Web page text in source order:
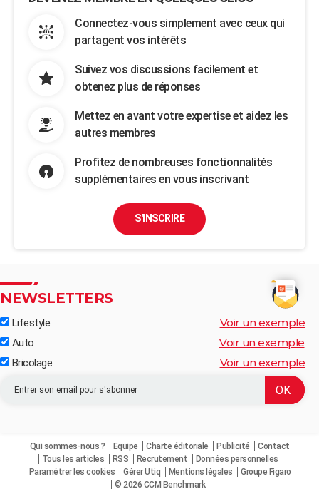
Connectez-vous simplement avec ceux qui
partagent vos intérêts
Suivez vos discussions facilement et
obtenez plus de réponses
Mettez en avant votre expertise et aidez les
autres membres
Profitez de nombreuses fonctionnalités
supplémentaires en vous inscrivant
S'INSCRIRE
NEWSLETTERS
Lifestyle Voir un exemple
Auto Voir un exemple
Bricolage Voir un exemple
Qui sommes-nous ? Equipe Charte éditoriale Publicité
Contact
Tous les articles
RSS Recrutement
Données personnelles
Paramétrer les cookies
Gérer Utiq Mentions légales
Groupe Figaro
© 2026 CCM Benchmark